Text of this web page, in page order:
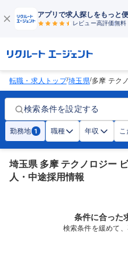
アプリで求人探しをもっと便
レビュー高評価無料
転職・求人トップ/埼玉県/多摩 テク
検索条件を設定する
勤務地 1 職種 年収
埼玉県 多摩 テクノロジー
人・中途採用情報
条件に合った
検索条件を緩めて